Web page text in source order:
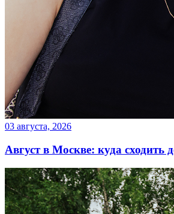
03 августа, 2026
Август в Москве: куда сходить